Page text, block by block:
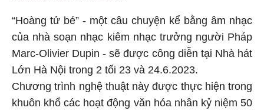
“Hoàng tử bé” - một câu chuyện kể bằng âm nhạc
của nhà soạn nhạc kiêm nhạc trưởng người Pháp
Marc-Olivier Dupin - sẽ được công diễn tại Nhà hát
Lớn Hà Nội trong 2 tối 23 và 24.6.2023.
Chương trình nghệ thuật này được thực hiện trong
khuôn khổ các hoạt động văn hóa nhân kỷ niệm 50